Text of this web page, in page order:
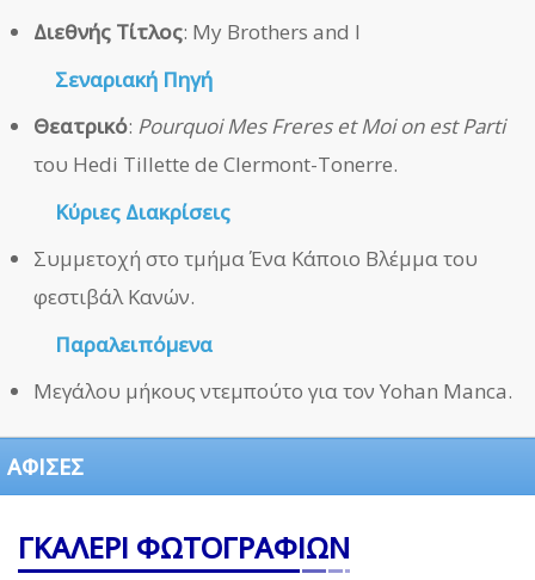
Διεθνής Τίτλος: My Brothers and I
Σεναριακή Πηγή
Θεατρικό: Pourquoi Mes Freres et Moi on est Parti
του Hedi Tillette de Clermont-Tonerre.
Κύριες Διακρίσεις
Συμμετοχή στο τμήμα Ένα Κάποιο Βλέμμα του
φεστιβάλ Κανών.
Παραλειπόμενα
Μεγάλου μήκους ντεμπούτο για τον Yohan Manca.
ΑΦΙΣΕΣ
ΓΚΑΛΕΡΙ ΦΩΤΟΓΡΑΦΙΩΝ